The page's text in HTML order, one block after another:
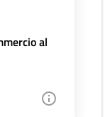
al